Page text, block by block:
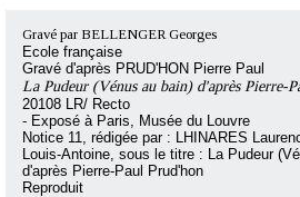
Gravé par BELLENGER Georges
Ecole française
Gravé d'après PRUD'HON Pierre Paul
La Pudeur (Vénus au bain) d'après Pierre-
20108 LR/ Recto
- Exposé à Paris, Musée du Louvre
Notice 11, rédigée par : LHINARES
Louis-Antoine, sous le titre : La Pudeur
d'après Pierre-Paul Prud'hon
Reproduit